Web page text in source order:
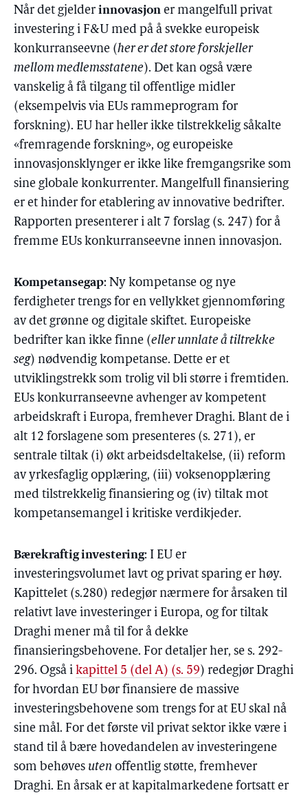
Når det gjelder innovasjon er mangelfull privat
investering i F&U med på å svekke europeisk
konkurranseevne (her er det store forskjeller
mellom medlemsstatene). Det kan også være
vanskelig å få tilgang til offentlige midler
(eksempelvis via EUs rammeprogram for
forskning). EU har heller ikke tilstrekkelig såkalte
«fremragende forskning», og europeiske
innovasjonsklynger er ikke like fremgangsrike som
sine globale konkurrenter. Mangelfull finansiering
er et hinder for etablering av innovative bedrifter.
Rapporten presenterer i alt 7 forslag (s. 247) for å
fremme EUs konkurranseevne innen innovasjon.
Kompetansegap: Ny kompetanse og nye
ferdigheter trengs for en vellykket gjennomføring
av det grønne og digitale skiftet. Europeiske
bedrifter kan ikke finne (eller unnlate å tiltrekke
seg) nødvendig kompetanse. Dette er et
utviklingstrekk som trolig vil bli større i fremtiden.
EUs konkurranseevne avhenger av kompetent
arbeidskraft i Europa, fremhever Draghi. Blant de i
alt 12 forslagene som presenteres (s. 271), er
sentrale tiltak (i) økt arbeidsdeltakelse, (ii) reform
av yrkesfaglig opplæring, (iii) voksenopplæring
med tilstrekkelig finansiering og (iv) tiltak mot
kompetansemangel i kritiske verdikjeder.
Bærekraftig investering: I EU er
investeringsvolumet lavt og privat sparing er høy.
Kapittelet (s.280) redegjør nærmere for årsaken til
relativt lave investeringer i Europa, og for tiltak
Draghi mener må til for å dekke
finansieringsbehovene. For detaljer her, se s. 292-
296. Også i kapittel 5 (del A) (s. 59) redegjør Draghi
for hvordan EU bør finansiere de massive
investeringsbehovene som trengs for at EU skal nå
sine mål. For det første vil privat sektor ikke være i
stand til å bære hovedandelen av investeringene
som behøves uten offentlig støtte, fremhever
Draghi. En årsak er at kapitalmarkedene fortsatt er